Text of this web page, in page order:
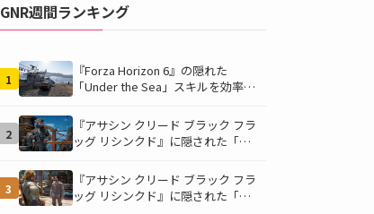
GNR週間ランキング
1
『Forza Horizon 6』の隠れた
「Under the Sea」スキルを効率的
の鍵は伊東の海藻養殖場にあり！
2
『アサシン クリード ブラック フラ
ッグ リシンクド』に隠された「黒
底洞窟の危険を乗り越え、伝説の報
酬を手に入れよう
3
『アサシン クリード ブラック フラ
ッグ リシンクド』に隠された「修